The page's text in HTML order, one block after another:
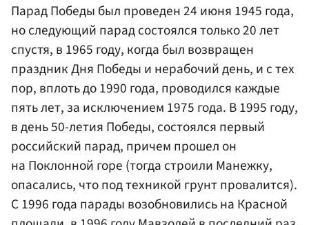
Парад Победы был проведен 24 июня 1945 года,
но следующий парад состоялся только 20 лет
спустя, в 1965 году, когда был возвращен
праздник Дня Победы и нерабочий день, и с тех
пор, вплоть до 1990 года, проводился каждые
пять лет, за исключением 1975 года. В 1995 году,
в день 50-летия Победы, состоялся первый
российский парад, причем прошел он
на Поклонной горе (тогда строили Манежку,
опасались, что под техникой грунт провалится).
С 1996 года парады возобновились на Красной